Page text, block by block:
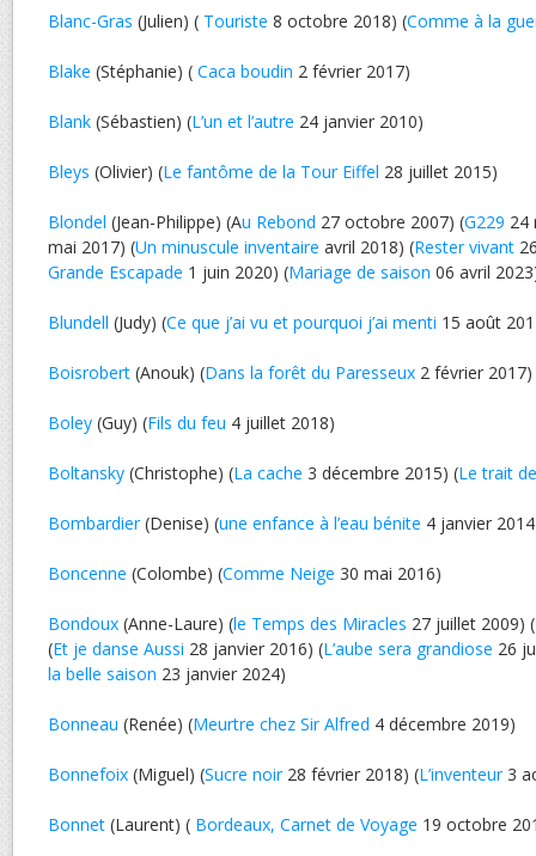
Blanc-Gras (Julien) ( Touriste 8 octobre 2018) (Comme à la
Blake (Stéphanie) ( Caca boudin 2 février 2017)
Blank (Sébastien) (L’un et l’autre 24 janvier 2010)
Bleys (Olivier) (Le fantôme de la Tour Eiffel 28 juillet 2015)
Blondel (Jean-Philippe) (Au Rebond 27 octobre 2007) (G229 24
mai 2017) (Un minuscule inventaire avril 2018) (Rester vivant
Grande Escapade 1 juin 2020) (Mariage de saison 06 avril
Blundell (Judy) (Ce que j’ai vu et pourquoi j’ai menti 15 août
Boisrobert (Anouk) (Dans la forêt du Paresseux 2 février 2017)
Boley (Guy) (Fils du feu 4 juillet 2018)
Boltansky (Christophe) (La cache 3 décembre 2015) (Le trait
Bombardier(Denise) (une enfance à l’eau bénite 4 janvier
Boncenne (Colombe) (Comme Neige 30 mai 2016)
Bondoux (Anne-Laure) (le Temps des Miracles 27 juillet 2009) (
(Et je danse Aussi 28 janvier 2016) (L’aube sera grandiose 26
la belle saison 23 janvier 2024)
Bonneau (Renée) (Meurtre chez Sir Alfred 4 décembre 2019)
Bonnefoix (Miguel) (Sucre noir28 février 2018) (L’inventeur3
Bonnet (Laurent) ( Bordeaux, Carnet de Voyage 19 octobre